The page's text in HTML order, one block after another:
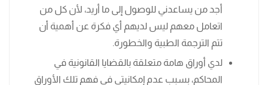
أجد من يساعدني للوصول إلى ما أريد، لأن كل من
اتعامل معهم ليس لديهم أي فكرة عن أهمية أن
تتم الترجمة الطبية والخطورة.
لدي أوراق هامة متعلقة بالقضايا القانونية في
المحاكم، بسبب عدم إمكانيتي في فهم تلك الأوراق